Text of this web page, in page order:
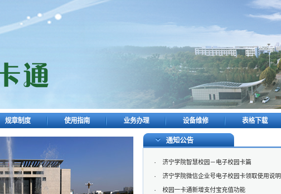
规章制度 使用指南 业务办理 设备维修 表格下载
通知公告
· 济宁学院智慧校园－电子校园卡篇
·
济宁学院微信企业号电子校园卡领取使用说明
·
校园一卡通新增支付宝充值功能